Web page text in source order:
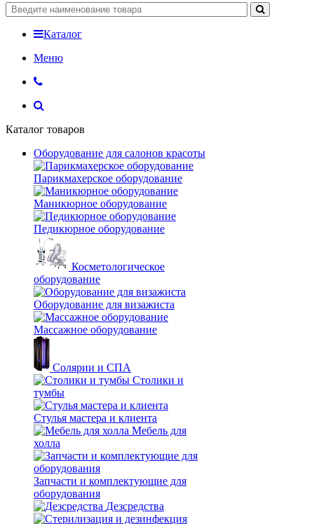
Каталог
Меню
Каталог товаров
Оборудование для салонов красоты
Парикмахерское оборудование
Маникюрное оборудование
Педикюрное оборудование
Косметологическое
оборудование
Оборудование для визажиста
Массажное оборудование
Солярии и СПА
Столики и
тумбы
Стулья мастера и клиента
Мебель для
холла
Запчасти и комплектующие для
оборудования
Дезсредства